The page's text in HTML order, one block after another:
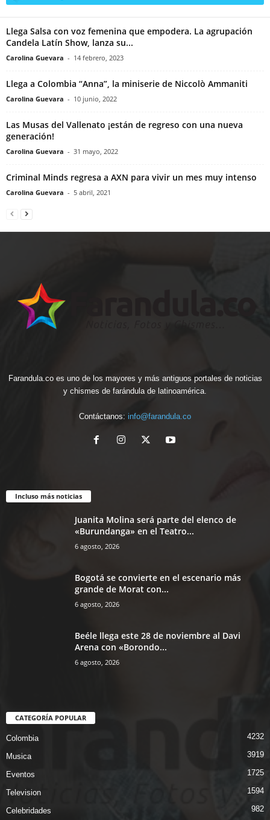
Llega Salsa con voz femenina que empodera. La agrupación
Candela Latín Show, lanza su...
Carolina Guevara - 14 febrero, 2023
Llega a Colombia “Anna”, la miniserie de Niccolò Ammaniti
Carolina Guevara - 10 junio, 2022
Las Musas del Vallenato ¡están de regreso con una nueva
generación!
Carolina Guevara - 31 mayo, 2022
Criminal Minds regresa a AXN para vivir un mes muy intenso
Carolina Guevara - 5 abril, 2021
Farandula.co es uno de los mayores y más antiguos portales de noticias
y chismes de farándula de latinoamérica.
Contáctanos: info@farandula.co
Incluso más noticias
Juanita Molina será parte del elenco de
«Burundanga» en el Teatro...
6 agosto, 2026
Bogotá se convierte en el escenario más
grande de Morat con...
6 agosto, 2026
Beéle llega este 28 de noviembre al Davi
Arena con «Borondo...
6 agosto, 2026
CATEGORÍA POPULAR
Colombia 4232
Musica 3919
Eventos 1725
Television 1594
Celebridades 982